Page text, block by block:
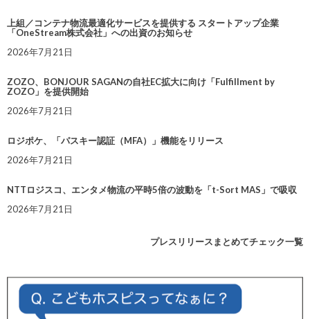
上組／コンテナ物流最適化サービスを提供する スタートアップ企業
「OneStream株式会社」への出資のお知らせ
2026年7月21日
ZOZO、BONJOUR SAGANの自社EC拡大に向け「Fulfillment by
ZOZO」を提供開始
2026年7月21日
ロジポケ、「パスキー認証（MFA）」機能をリリース
2026年7月21日
NTTロジスコ、エンタメ物流の平時5倍の波動を「t-Sort MAS」で吸収
2026年7月21日
プレスリリースまとめてチェック一覧